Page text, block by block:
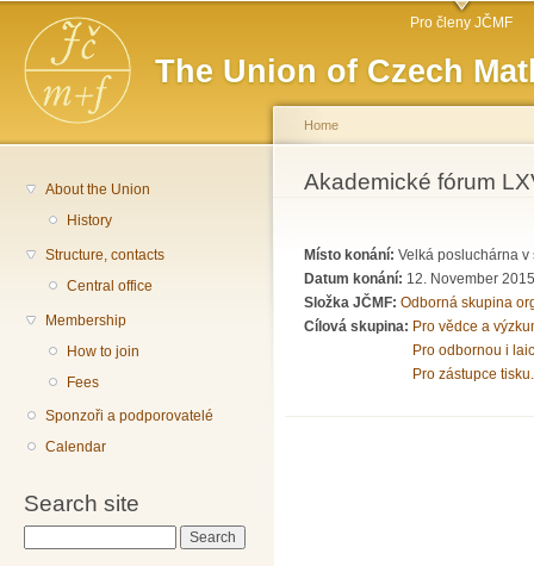
The Union of Czech
Main menu Pro členy JČMF
About the Union
History
Structure, contacts
Central office
Membership
How to join
Fees
Sponzoři a podporovatelé
Calendar
Search site
You are here
Home
Akademické fórum
Místo konání: Velká posluchárna v
Datum konání: 12. November
Složka JČMF: Odborná skupina
Cílová skupina: Pro vědce a
Pro odbornou i
Pro zástupce tisku.